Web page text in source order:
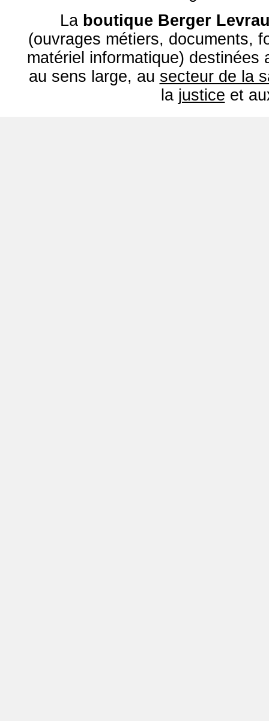
La boutique Berger
(ouvrages métiers, documents,
matériel informatique) destinées
au sens large, au secteur de la
la justice et